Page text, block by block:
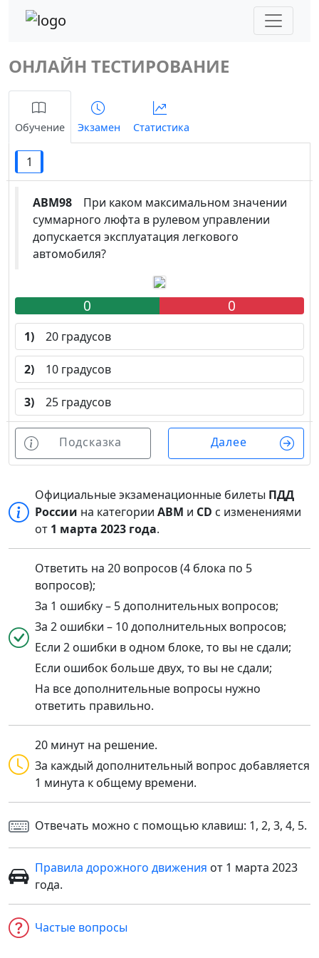
ОНЛАЙН ТЕСТИРОВАНИЕ
Обучение Экзамен Статистика
1
ABM98 При каком максимальном значении
суммарного люфта в рулевом управлении
допускается эксплуатация легкового
автомобиля?
0 0
1) 20 градусов
2) 10 градусов
3) 25 градусов
Подсказка Далее
Официальные экзаменационные билеты ПДД
России на категорииABM и CD с изменениями
от 1 марта 2023 года.
Ответить на 20 вопросов (4 блока по 5
вопросов);
За 1 ошибку – 5 дополнительных вопросов;
За 2 ошибки – 10 дополнительных вопросов;
Если 2 ошибки в одном блоке, то вы не сдали;
Если ошибок больше двух, то вы не сдали;
На все дополнительные вопросы нужно
ответить правильно.
20 минут на решение.
За каждый дополнительный вопрос добавляется
1 минута к общему времени.
Отвечать можно с помощью клавиш: 1, 2, 3, 4, 5.
Правила дорожного движения от 1 марта 2023
года.
Частые вопросы